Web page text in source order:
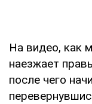
На видео, как
наезжает
после чего